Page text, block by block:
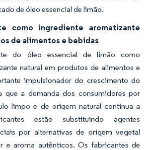
de óleo essencial de limão.
como ingrediente aromatizante
de alimentos e bebidas
do óleo essencial de limão como
natural em produtos de alimentos e
impulsionador do crescimento do
que a demanda dos consumidores por
limpo e de origem natural continua a
estão substituindo agentes
por alternativas de origem vegetal
e aroma autênticos. Os fabricantes de